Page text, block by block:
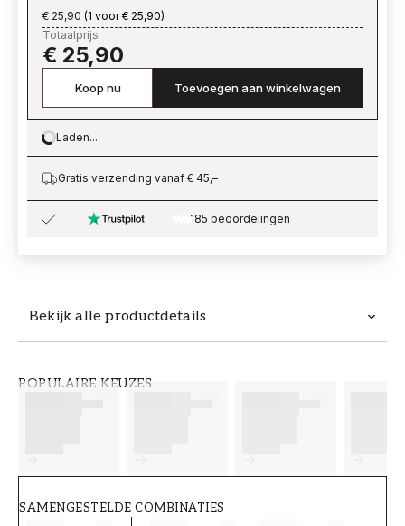
Bekijk alle productdetails
POPULAIRE KEUZES
SAMENGESTELDE COMBINATIES
€ 25,90 (1 voor € 25,90)
Totaalprijs
€ 25,90
Koop nu Toevoegen aan winkelwagen
Loading…
Laden...
Gratis verzending vanaf € 45,–
185 beoordelingen